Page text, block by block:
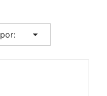
arrow_drop_down